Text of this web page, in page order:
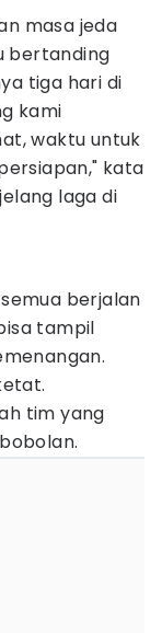
masa jeda
bertanding
tiga hari di
kami
waktu untuk
kata
laga di
berjalan
tampil
tim yang